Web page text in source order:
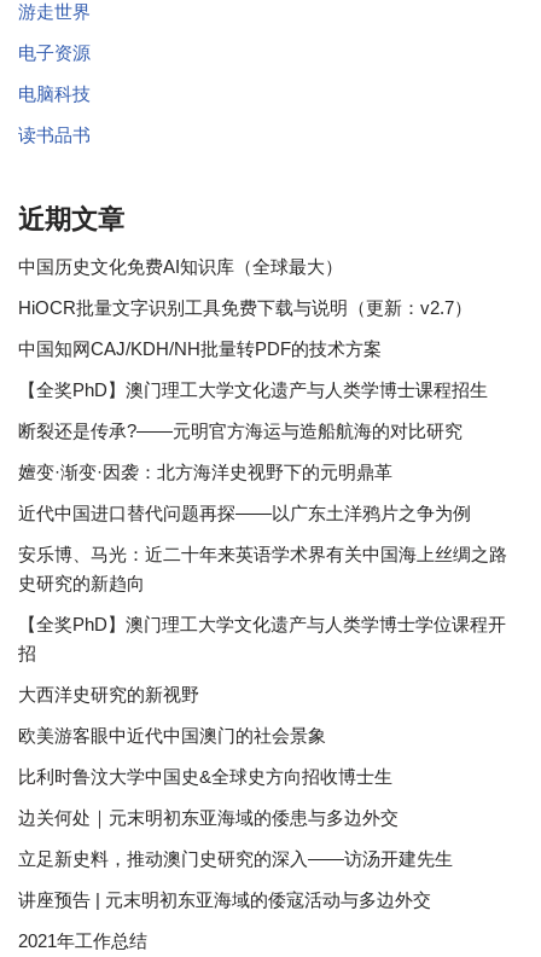
游走世界
电子资源
电脑科技
读书品书
近期文章
中国历史文化免费AI知识库（全球最大）
HiOCR批量文字识别工具免费下载与说明（更新：v2.7）
中国知网CAJ/KDH/NH批量转PDF的技术方案
【全奖PhD】澳门理工大学文化遗产与人类学博士课程招生
断裂还是传承?——元明官方海运与造船航海的对比研究
嬗变·渐变·因袭：北方海洋史视野下的元明鼎革
近代中国进口替代问题再探——以广东土洋鸦片之争为例
安乐博、马光：近二十年来英语学术界有关中国海上丝绸之路
史研究的新趋向
【全奖PhD】澳门理工大学文化遗产与人类学博士学位课程开
招
大西洋史研究的新视野
欧美游客眼中近代中国澳门的社会景象
比利时鲁汶大学中国史&全球史方向招收博士生
边关何处｜元末明初东亚海域的倭患与多边外交
立足新史料，推动澳门史研究的深入——访汤开建先生
讲座预告 | 元末明初东亚海域的倭寇活动与多边外交
2021年工作总结